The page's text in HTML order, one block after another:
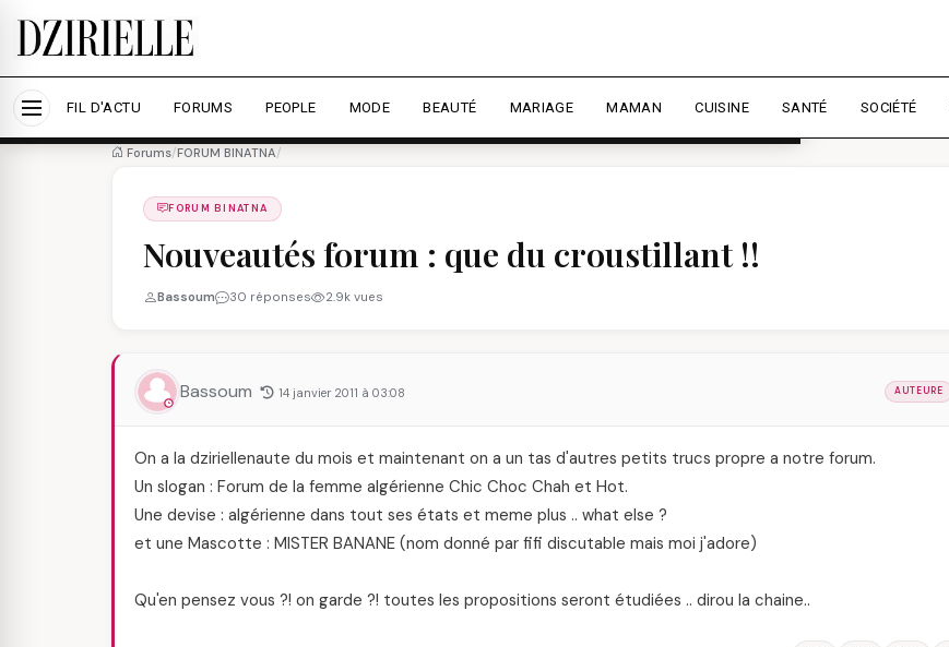
Nous utilisons des cookies pour améliorer votre expérience et mesurer l'audience.
Accepter tout Personnaliser
FIL D'ACTU FORUMS PEOPLE MODE BEAUTÉ MARIAGE MAMAN CUISINE SANTÉ SOCIÉTÉ
Forums/FORUM BINATNA/
FORUM BINATNA
Nouveautés forum : que du croustillant !!
Bassoum 30 réponses 2.9k vues
Bassoum 14 janvier 2011 à 03:08 AUTEURE
On a la dziriellenaute du mois et maintenant on a un tas d'autres petits trucs propre a notre forum.
Un slogan : Forum de la femme algérienne Chic Choc Chah et Hot.
Une devise : algérienne dans tout ses états et meme plus .. what else ?
et une Mascotte : MISTER BANANE (nom donné par fifi discutable mais moi j'adore)
Qu'en pensez vous ?! on garde ?! toutes les propositions seront étudiées .. dirou la chaine..